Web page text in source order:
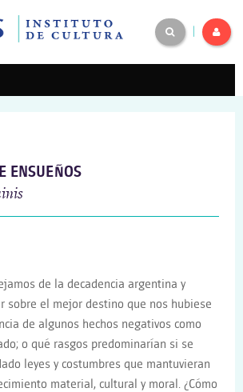
ENSUEÑOS
de la decadencia argentina y
sobre el mejor destino que nos hubiese
de algunos hechos negativos como
o qué rasgos predominarían si se
leyes y costumbres que mantuvieran
material, cultural y moral. ¿Cómo